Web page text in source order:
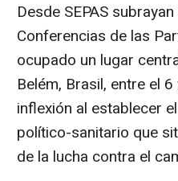
Desde SEPAS
Conferencias de las
ocupado un lugar
Belém, Brasil, entre el
inflexión al establecer
político-sanitario que
de la lucha contra el